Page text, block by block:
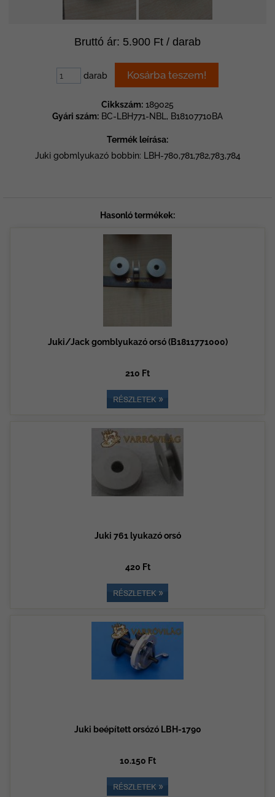
Bruttó ár: 5.900 Ft / darab
darab
Cikkszám: 189025
Gyári szám: BC-LBH771-NBL, B18107710BA
Termék leírása:
Juki gobmlyukazó bobbin: LBH-780,781,782,783,784
Hasonló termékek:
Juki/Jack gomblyukazó orsó (B1811771000)
210 Ft
Juki 761 lyukazó orsó
420 Ft
Juki beépített orsózó LBH-1790
10.150 Ft